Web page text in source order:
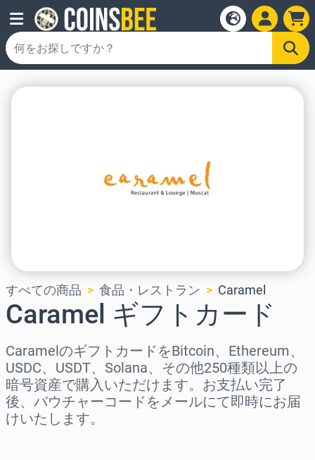
すべての商品 食品・レストラン Caramel
Caramel ギフトカード
CaramelのギフトカードをBitcoin、Ethereum、
USDC、USDT、Solana、その他250種類以上の
暗号資産で購入いただけます。お支払い完了
後、バウチャーコードをメールにて即時にお届
けいたします。